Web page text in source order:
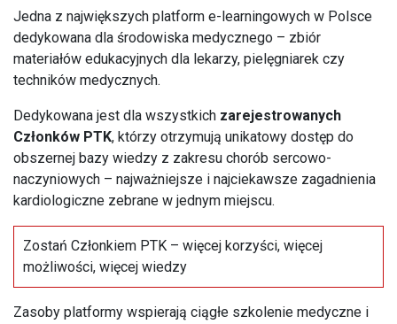
Jedna z największych platform e-learningowych w Polsce
dedykowana dla środowiska medycznego – zbiór
materiałów edukacyjnych dla lekarzy, pielęgniarek czy
techników medycznych.
Dedykowana jest dla wszystkich zarejestrowanych
Członków PTK, którzy otrzymują unikatowy dostęp do
obszernej bazy wiedzy z zakresu chorób sercowo-
naczyniowych – najważniejsze i najciekawsze zagadnienia
kardiologiczne zebrane w jednym miejscu.
Zostań Członkiem PTK – więcej korzyści, więcej
możliwości, więcej wiedzy
Zasoby platformy wspierają ciągłe szkolenie medyczne i